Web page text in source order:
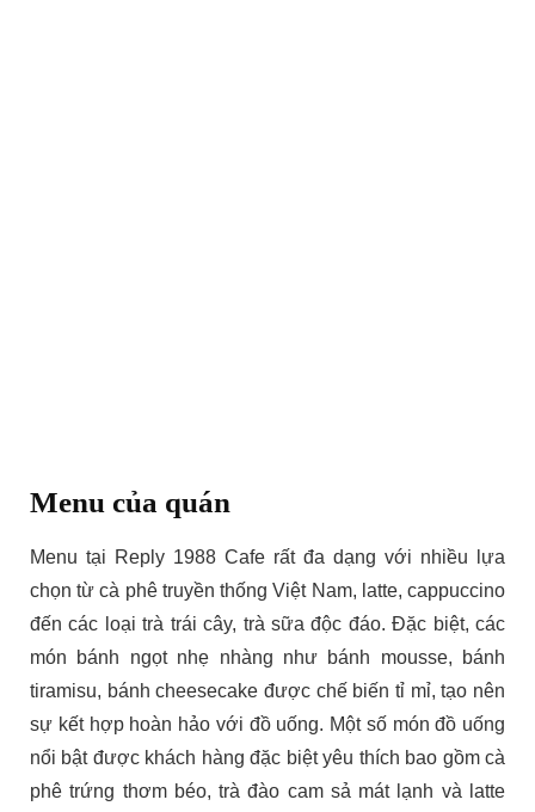
Menu của quán
Menu tại Reply 1988 Cafe rất đa dạng với nhiều lựa
chọn từ cà phê truyền thống Việt Nam, latte, cappuccino
đến các loại trà trái cây, trà sữa độc đáo. Đặc biệt, các
món bánh ngọt nhẹ nhàng như bánh mousse, bánh
tiramisu, bánh cheesecake được chế biến tỉ mỉ, tạo nên
sự kết hợp hoàn hảo với đồ uống. Một số món đồ uống
nổi bật được khách hàng đặc biệt yêu thích bao gồm cà
phê trứng thơm béo, trà đào cam sả mát lạnh và latte